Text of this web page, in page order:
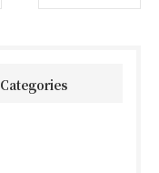
Categories